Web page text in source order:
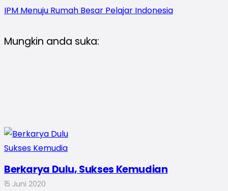
IPM Menuju Rumah Besar Pelajar Indonesia
Mungkin anda suka:
Berkarya Dulu, Sukses Kemudian
15 Juni 2020